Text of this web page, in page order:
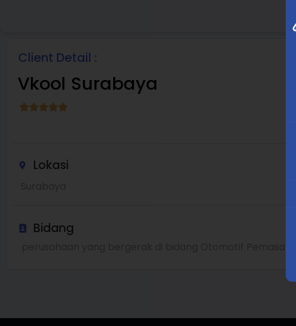
Client Detail :
Vkool Surabaya
Lokasi
Bidang
perusahaan yang bergerak di bidang Otomotif